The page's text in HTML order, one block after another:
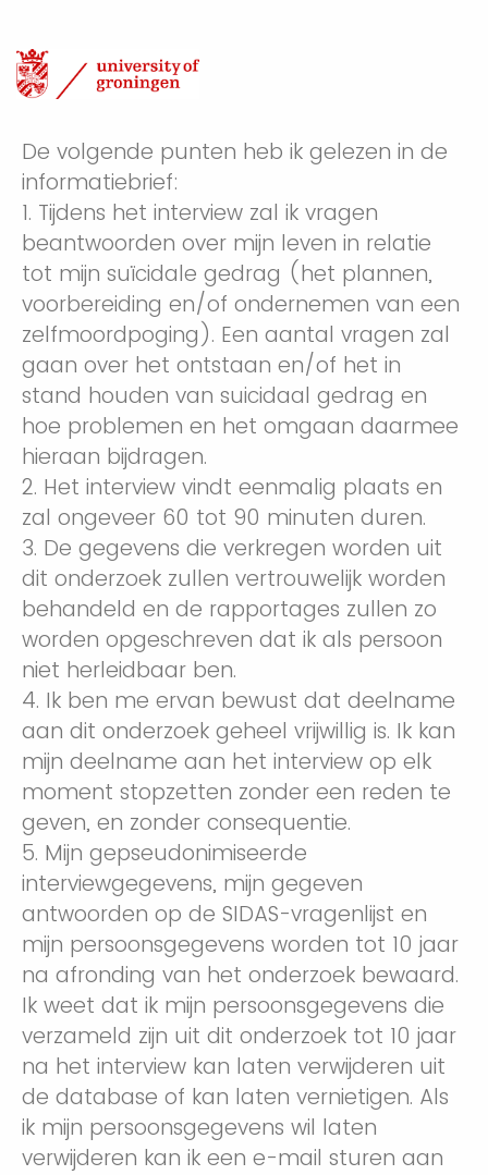
De volgende punten heb ik gelezen in de
informatiebrief:
1. Tijdens het interview zal ik vragen
beantwoorden over mijn leven in relatie
tot mijn suïcidale gedrag (het plannen,
voorbereiding en/of ondernemen van een
zelfmoordpoging). Een aantal vragen zal
gaan over het ontstaan en/of het in
stand houden van suicidaal gedrag en
hoe problemen en het omgaan daarmee
hieraan bijdragen.
2. Het interview vindt eenmalig plaats en
zal ongeveer 60 tot 90 minuten duren.
3. De gegevens die verkregen worden uit
dit onderzoek zullen vertrouwelijk worden
behandeld en de rapportages zullen zo
worden opgeschreven dat ik als persoon
niet herleidbaar ben.
4. Ik ben me ervan bewust dat deelname
aan dit onderzoek geheel vrijwillig is. Ik kan
mijn deelname aan het interview op elk
moment stopzetten zonder een reden te
geven, en zonder consequentie.
5. Mijn gepseudonimiseerde
interviewgegevens, mijn gegeven
antwoorden op de SIDAS-vragenlijst en
mijn persoonsgegevens worden tot 10 jaar
na afronding van het onderzoek bewaard.
Ik weet dat ik mijn persoonsgegevens die
verzameld zijn uit dit onderzoek tot 10 jaar
na het interview kan laten verwijderen uit
de database of kan laten vernietigen. Als
ik mijn persoonsgegevens wil laten
verwijderen kan ik een e-mail sturen aan